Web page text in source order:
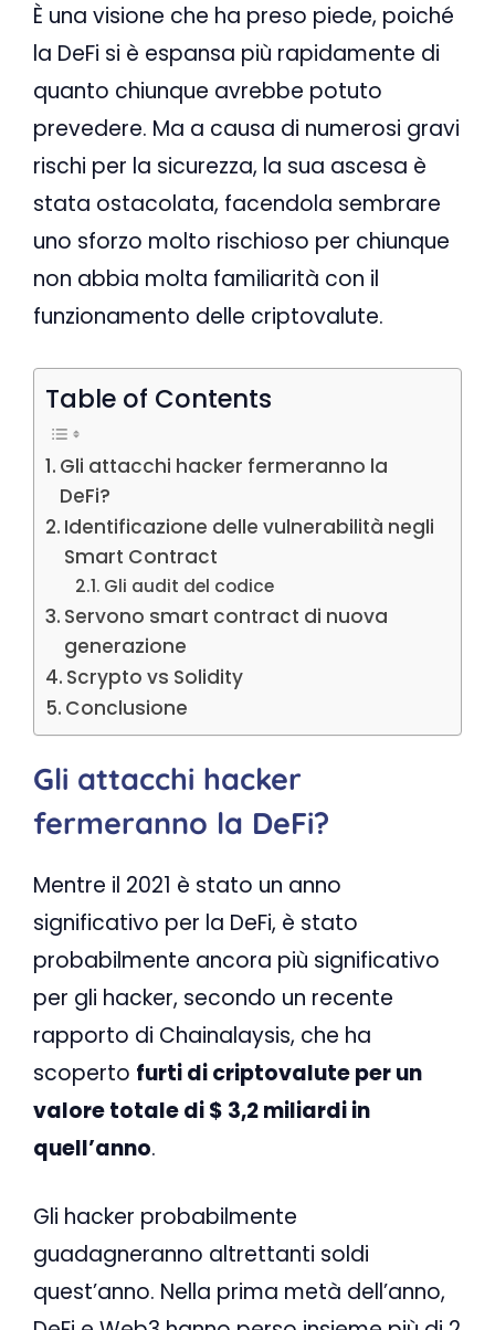
È una visione che ha preso piede, poiché
la DeFi si è espansa più rapidamente di
quanto chiunque avrebbe potuto
prevedere. Ma a causa di numerosi gravi
rischi per la sicurezza, la sua ascesa è
stata ostacolata, facendola sembrare
uno sforzo molto rischioso per chiunque
non abbia molta familiarità con il
funzionamento delle criptovalute.
Table of Contents
Gli attacchi hacker fermeranno la
DeFi?
Identificazione delle vulnerabilità negli
Smart Contract
Gli audit del codice
Servono smart contract di nuova
generazione
Scrypto vs Solidity
Conclusione
Gli attacchi hacker
fermeranno la DeFi?
Mentre il 2021 è stato un anno
significativo per la DeFi, è stato
probabilmente ancora più significativo
per gli hacker, secondo un recente
rapporto di Chainalaysis, che ha
scoperto furti di criptovalute per un
valore totale di $ 3,2 miliardi in
quell’anno.
Gli hacker probabilmente
guadagneranno altrettanti soldi
quest’anno. Nella prima metà dell’anno,